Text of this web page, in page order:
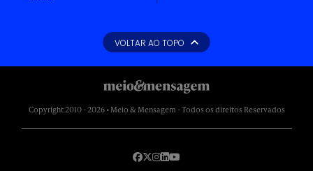
VOLTAR AO TOPO
Copyright 2010 - 2026 • Meio & Mensagem - Todos os direitos Reservados